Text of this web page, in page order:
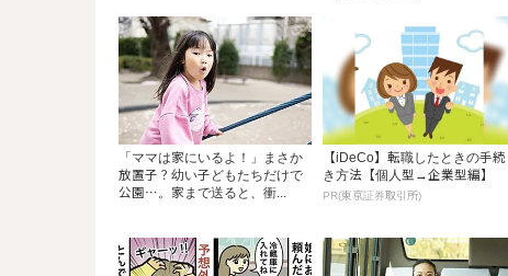
「ママは家にいるよ！」まさか
放置子？幼い子どもたちだけで
公園…。家まで送ると、衝...
【iDeCo】転職したときの手続
き方法【個人型→企業型編】
PR(東京証券取引所)